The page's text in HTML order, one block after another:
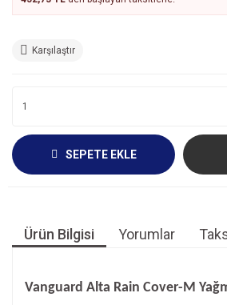
Karşılaştır
SEPETE EKLE
Ürün Bilgisi Yorumlar
Vanguard Alta Rain Cover-M